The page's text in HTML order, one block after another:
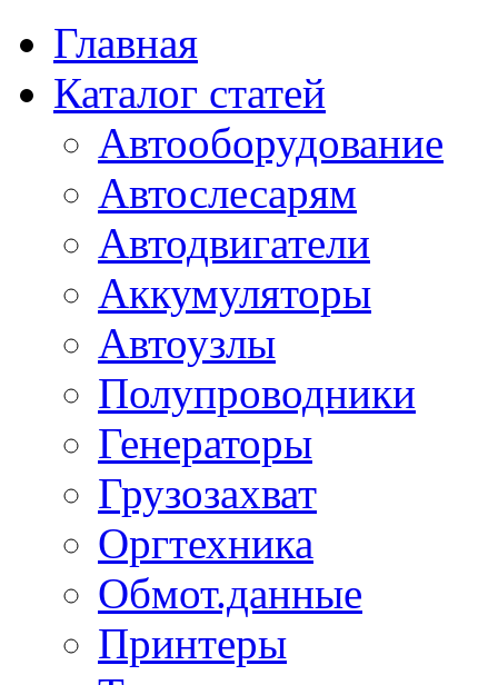
Главная
Каталог статей
Автооборудование
Автослесарям
Автодвигатели
Аккумуляторы
Автоузлы
Полупроводники
Генераторы
Грузозахват
Оргтехника
Обмот.данные
Принтеры